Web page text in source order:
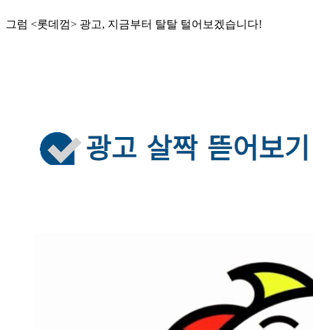
그럼 <롯데껌> 광고, 지금부터 탈탈 털어보겠습니다!